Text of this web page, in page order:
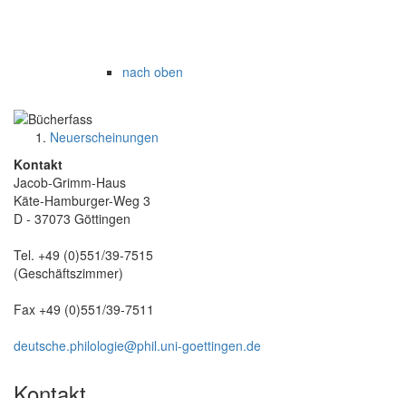
nach oben
Neuerscheinungen
Kontakt
Jacob-Grimm-Haus
Käte-Hamburger-Weg 3
D - 37073 Göttingen
Tel. +49 (0)551/39-7515
(Geschäftszimmer)
Fax +49 (0)551/39-7511
deutsche.philologie@phil.uni-goettingen.de